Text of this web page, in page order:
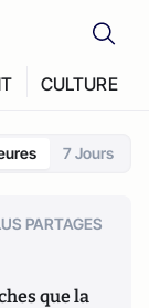
CULTURE
7 Jours
PARTAGES
que la